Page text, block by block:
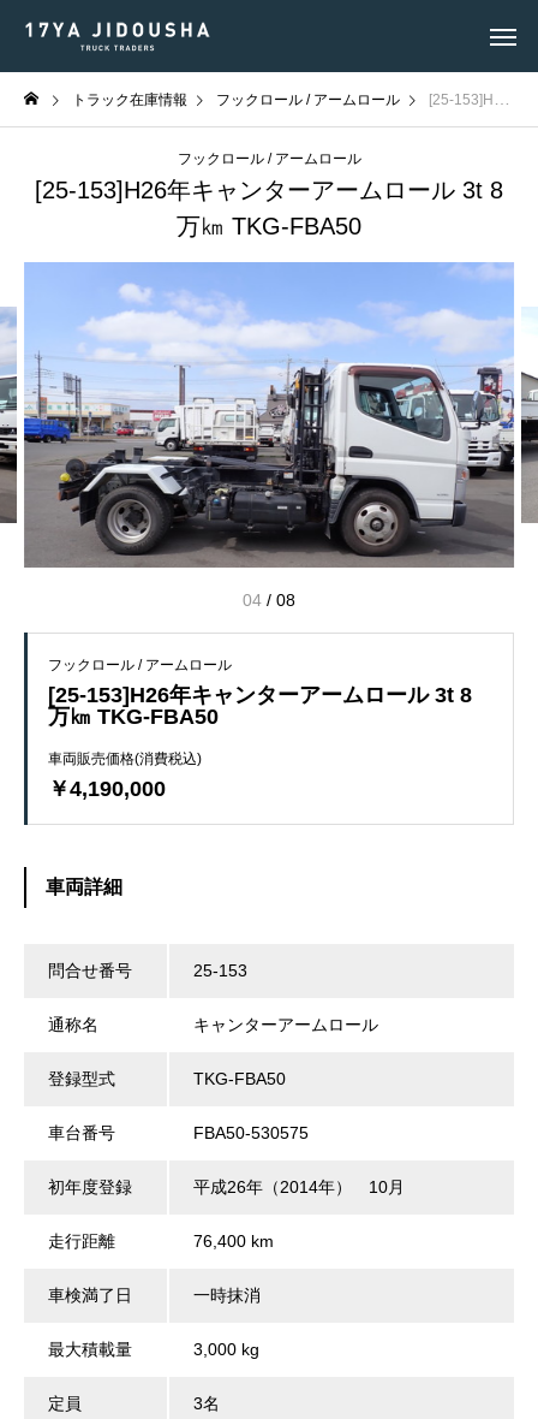
トラック在庫情報 フックロール / アームロール [25-153]H26年キャンターアームロール 3t 8万㎞ TKG-FBA50
フックロール / アームロール
[25-153]H26年キャンターアームロール 3t 8
万㎞ TKG-FBA50
05 / 08
フックロール / アームロール
[25-153]H26年キャンターアームロール 3t 8
万㎞ TKG-FBA50
車両販売価格(消費税込)
￥4,190,000
車両詳細
問合せ番号 25-153
通称名 キャンターアームロール
登録型式 TKG-FBA50
車台番号 FBA50-530575
初年度登録 平成26年（2014年） 10月
走行距離 76,400 km
車検満了日 一時抹消
最大積載量 3,000 kg
定員 3名